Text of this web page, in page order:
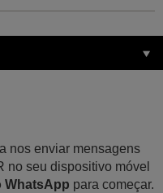
nos enviar mensagens
no seu dispositivo móvel
WhatsApp para começar.